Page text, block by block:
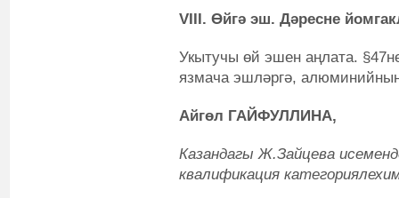
VIII. Өйгә эш. Дәресне
Укытучы өй эшен аңлата.
язмача эшләргә, алюминийның
Айгөл ГАЙФУЛЛИНА,
Казандагы Ж.Зайцева
квалификация